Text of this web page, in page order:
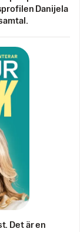
Danijela
Det är en